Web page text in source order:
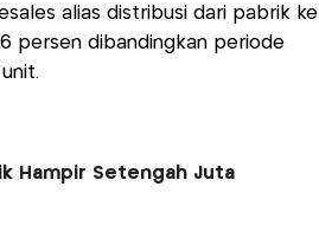
alias distribusi dari pabrik ke
persen dibandingkan periode
Hampir Setengah Juta